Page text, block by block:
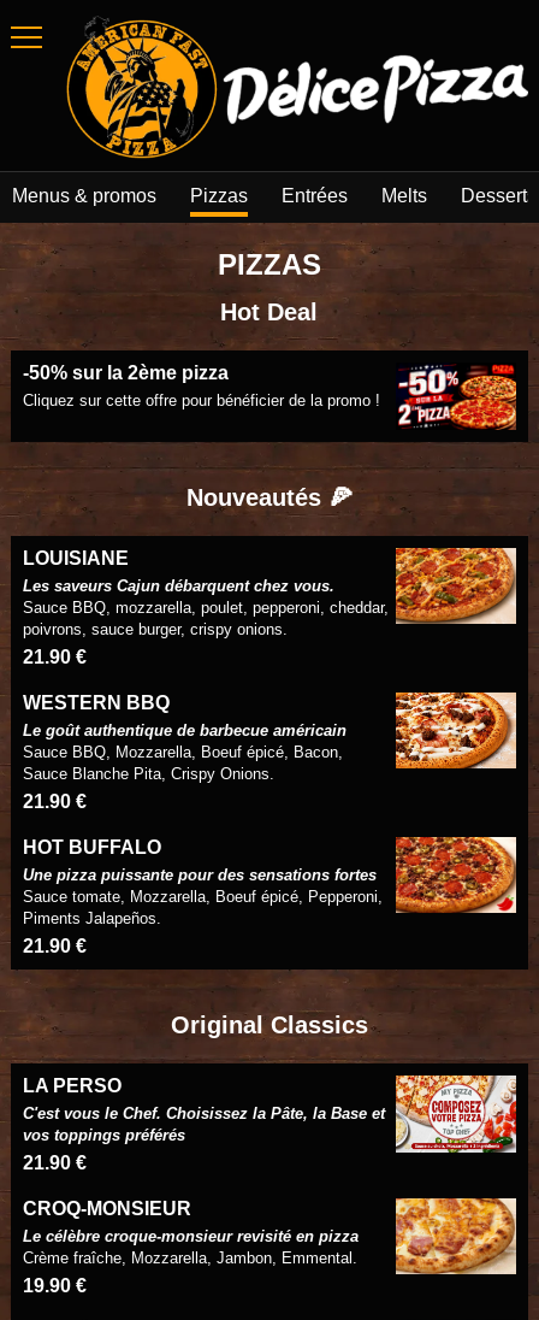
Menus & promos Pizzas Entrées Melts Desserts
PIZZAS
Hot Deal
-50% sur la 2ème pizza
Cliquez sur cette offre pour bénéficier de la promo !
Nouveautés 🍕
LOUISIANE
Les saveurs Cajun débarquent chez vous.
Sauce BBQ, mozzarella, poulet, pepperoni, cheddar,
poivrons, sauce burger, crispy onions.
21.90 €
WESTERN BBQ
Le goût authentique de barbecue américain
Sauce BBQ, Mozzarella, Boeuf épicé, Bacon,
Sauce Blanche Pita, Crispy Onions.
21.90 €
HOT BUFFALO
Une pizza puissante pour des sensations fortes
Sauce tomate, Mozzarella, Boeuf épicé, Pepperoni,
Piments Jalapeños.
21.90 €
Original Classics
LA PERSO
C'est vous le Chef. Choisissez la Pâte, la Base et
vos toppings préférés
21.90 €
CROQ-MONSIEUR
Le célèbre croque-monsieur revisité en pizza
Crème fraîche, Mozzarella, Jambon, Emmental.
19.90 €